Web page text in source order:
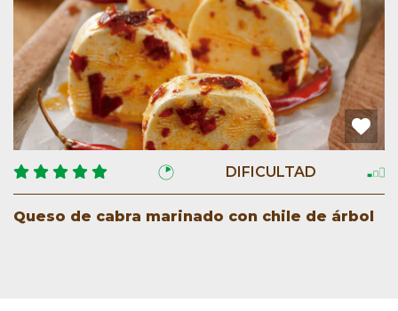
DIFICULTAD
Queso de cabra marinado con chile de árbol